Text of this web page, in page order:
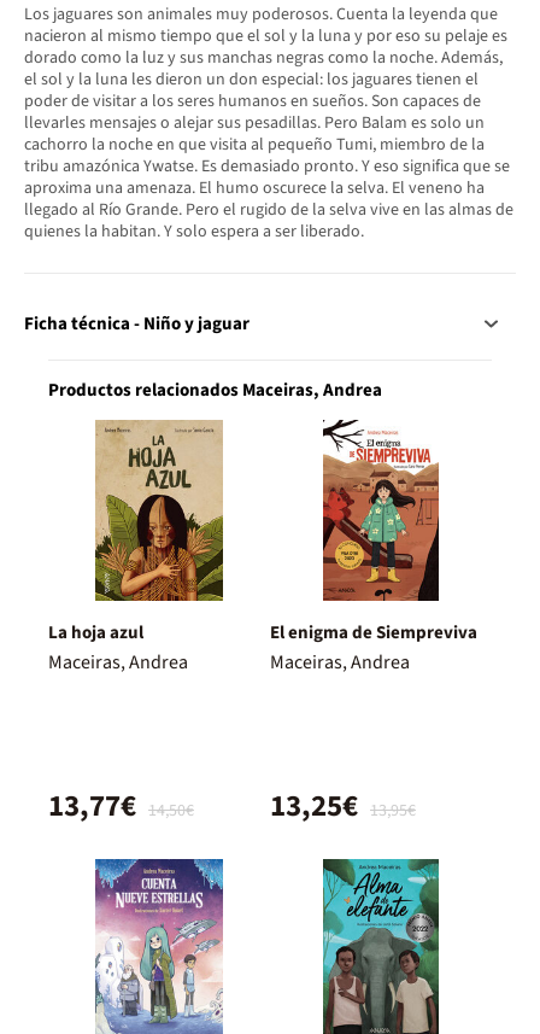
Los jaguares son animales muy poderosos. Cuenta la leyenda que
nacieron al mismo tiempo que el sol y la luna y por eso su pelaje es
dorado como la luz y sus manchas negras como la noche. Además,
el sol y la luna les dieron un don especial: los jaguares tienen el
poder de visitar a los seres humanos en sueños. Son capaces de
llevarles mensajes o alejar sus pesadillas. Pero Balam es solo un
cachorro la noche en que visita al pequeño Tumi, miembro de la
tribu amazónica Ywatse. Es demasiado pronto. Y eso significa que se
aproxima una amenaza. El humo oscurece la selva. El veneno ha
llegado al Río Grande. Pero el rugido de la selva vive en las almas de
quienes la habitan. Y solo espera a ser liberado.
Ficha técnica - Niño y jaguar
Productos relacionados Maceiras, Andrea
La hoja azul
Maceiras, Andrea
14,50€
13,77€
El enigma de Siempreviva
Maceiras, Andrea
13,95€
13,25€